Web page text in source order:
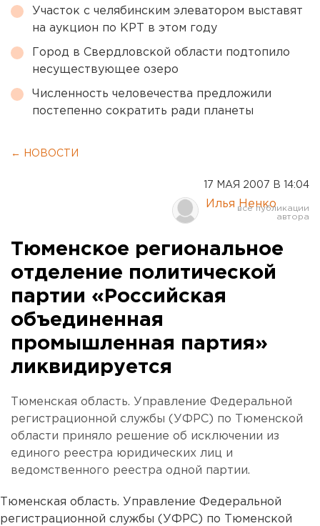
Участок с челябинским элеватором выставят
на аукцион по КРТ в этом году
Город в Свердловской области подтопило
несуществующее озеро
Численность человечества предложили
постепенно сократить ради планеты
← НОВОСТИ
17 МАЯ 2007 В 14:04
Илья Ненко
Тюменское региональное
отделение политической
партии «Российская
объединенная
промышленная партия»
ликвидируется
Тюменская область. Управление Федеральной
регистрационной службы (УФРС) по Тюменской
области приняло решение об исключении из
единого реестра юридических лиц и
ведомственного реестра одной партии.
Тюменская область. Управление Федеральной
регистрационной службы (УФРС) по Тюменской